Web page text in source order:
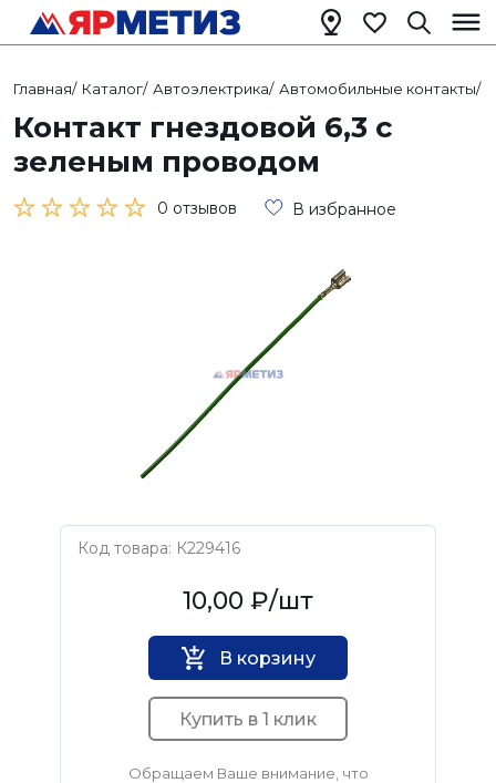
Главная/ Каталог/ Автоэлектрика/ Автомобильные контакты/
Контакт гнездовой 6,3 с
зеленым проводом
0 отзывов В избранное
Код товара: К229416
Нет бренда10,00 ₽/шт
В корзину
Купить в 1 клик
Обращаем Ваше внимание, что